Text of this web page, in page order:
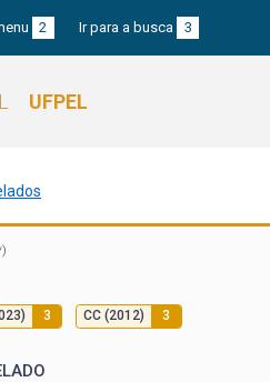
2 Ir para a busca 3
UFPEL
3 CC (2012) 3